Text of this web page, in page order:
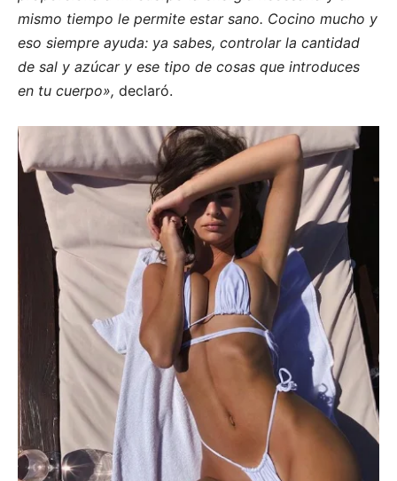
mismo tiempo le permite estar sano. Cocino mucho y
eso siempre ayuda: ya sabes, controlar la cantidad
de sal y azúcar y ese tipo de cosas que introduces
en tu cuerpo», declaró.